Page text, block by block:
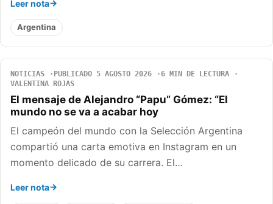
Leer nota
Argentina
NOTICIAS PUBLICADO 5 AGOSTO 2026
6 MIN DE LECTURA
VALENTINA ROJAS
El mensaje de Alejandro “Papu” Gómez: “El
mundo no se va a acabar hoy
El campeón del mundo con la Selección Argentina
compartió una carta emotiva en Instagram en un
momento delicado de su carrera. El…
Leer nota